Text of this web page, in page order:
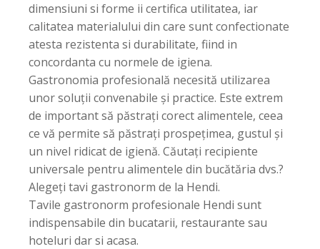
dimensiuni si forme ii certifica utilitatea, iar
calitatea materialului din care sunt confectionate
atesta rezistenta si durabilitate, fiind in
concordanta cu normele de igiena.
Gastronomia profesională necesită utilizarea
unor soluții convenabile și practice. Este extrem
de important să păstrați corect alimentele, ceea
ce vă permite să păstrați prospețimea, gustul și
un nivel ridicat de igienă. Căutați recipiente
universale pentru alimentele din bucătăria dvs.?
Alegeți tavi gastronorm de la Hendi.
Tavile gastronorm profesionale Hendi sunt
indispensabile din bucatarii, restaurante sau
hoteluri dar si acasa.